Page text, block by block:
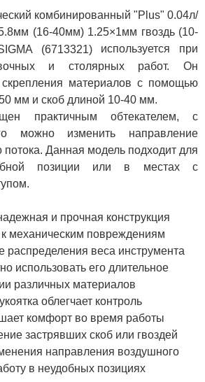
комбинированный "Plus" 0.04л/
(16-40мм) 1.25×1мм гвоздь (10-
(6713321)используется при
и столярных работ. Он
скрепления материалов с помощью
мм и скоб длиной 10-40 мм.
практичным обтекателем, с
можно изменить направление
Данная модель подходит для
позиции или в местах с
и прочная конструкция
к механическим повреждениям
распределения веса инструмента
использовать его длительное
различных материалов
облегчает контроль
комфорт во время работы
застрявших скоб или гвоздей
направления воздушного
в неудобных позициях